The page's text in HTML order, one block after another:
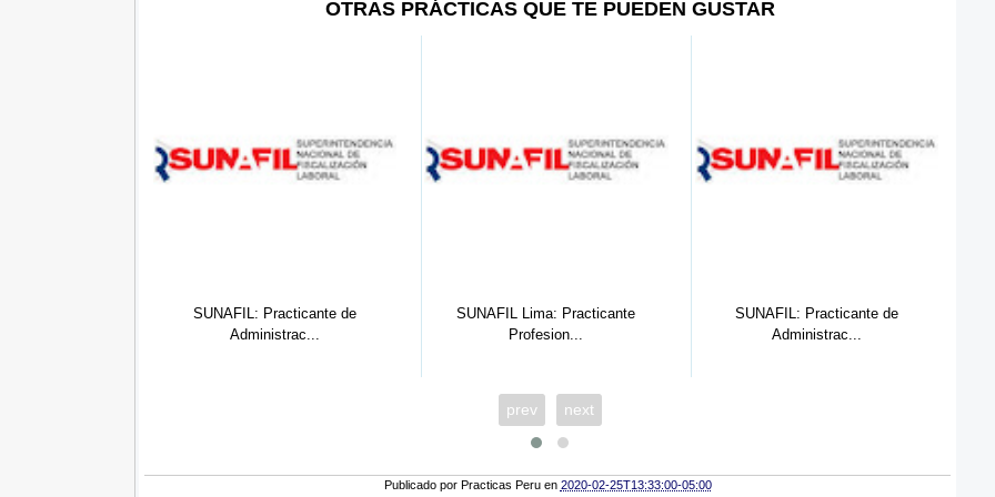
OTRAS PRÁCTICAS QUE TE PUEDEN GUSTAR
SUNAFIL Lima: Practicante
Profesion...
SUNAFIL: Practicante de
Administrac...
SUNAFIL Trujillo: Practicante De
De...
prev next
Publicado por Practicas Peru en 2020-02-25T13:33:00-05:00